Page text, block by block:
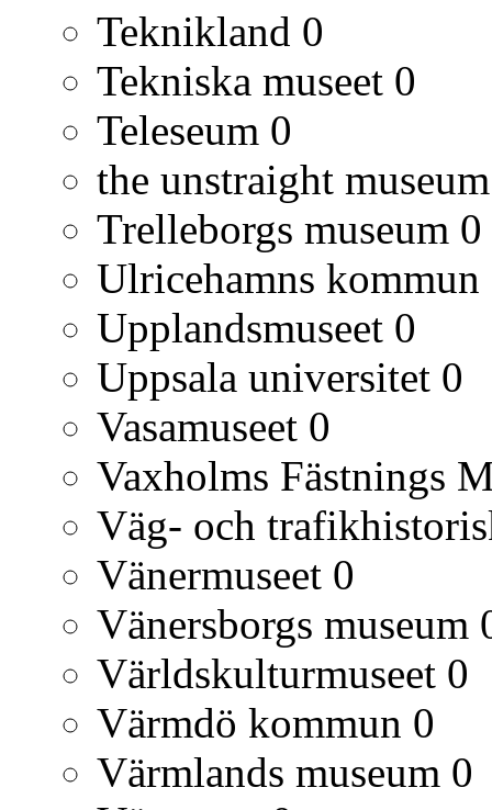
Teknikland 0
Tekniska museet 0
Teleseum 0
the unstraight museum
Trelleborgs museum 0
Ulricehamns kommun
Upplandsmuseet 0
Uppsala universitet 0
Vasamuseet 0
Vaxholms Fästnings
Väg- och
Vänermuseet 0
Vänersborgs museum
Världskulturmuseet 0
Värmdö kommun 0
Värmlands museum 0